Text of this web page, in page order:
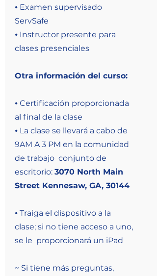
⦁ Examen supervisado
ServSafe
⦁ Instructor presente para
clases presenciales
Otra información del curso:
⦁ Certificación proporcionada
al final de la clase
⦁ La clase se llevará a cabo de
9AM A 3 PM en la comunidad
de trabajo conjunto de
escritorio: 3070 North Main
Street Kennesaw, GA, 30144
⦁ Traiga el dispositivo a la
clase; si no tiene acceso a uno,
se le proporcionará un iPad
~ Si tiene más preguntas,